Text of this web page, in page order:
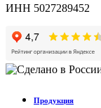
ИНН 5027289452
Продукция